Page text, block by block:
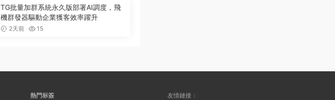
TG批量加群系統永久版部署AI調度，飛
機群發器驅動企業獲客效率躍升
2天前 15
熱門标簽
友情鏈接：